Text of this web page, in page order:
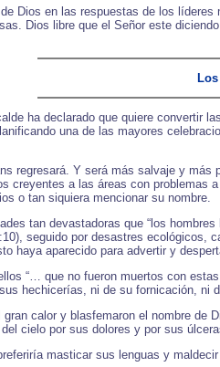
Dios en las respuestas de los
Dios libre que el Señor este
ha declarado que quiere convertir
una de las mayores
regresará. Y será más salvaje y
creyentes a las áreas con problemas
o tan siquiera mencionar su nombre.
tan devastadoras que “los
seguido por desastres ecológicos,
haya aparecido para advertir y
“… que no fueron muertos con
hechicerías, ni de su fornicación, ni
gran calor y blasfemaron el nombre
cielo por sus dolores y por sus
masticar sus lenguas y